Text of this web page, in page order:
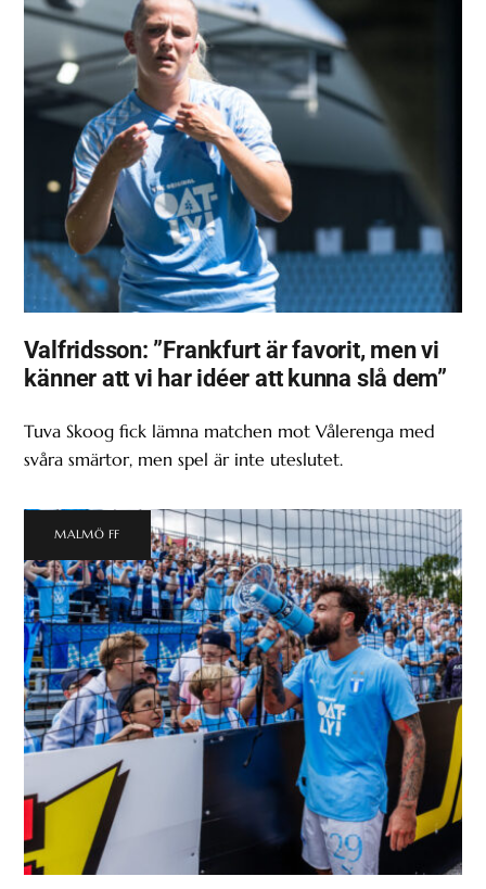
Valfridsson: ”Frankfurt är favorit, men vi
känner att vi har idéer att kunna slå dem”
Tuva Skoog fick lämna matchen mot Vålerenga med
svåra smärtor, men spel är inte uteslutet.
MALMÖ FF